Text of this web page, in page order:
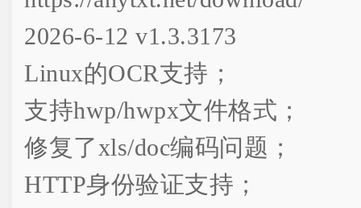
2026-6-12 v1.3.3173
Linux的OCR支持；
支持hwp/hwpx文件格式；
修复了xls/doc编码问题；
HTTP身份验证支持；